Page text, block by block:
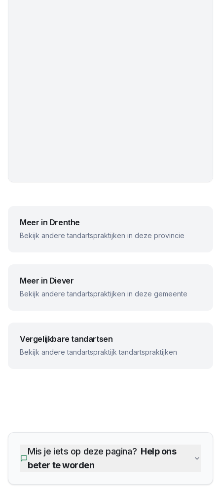
Meer in Drenthe
Bekijk andere tandartspraktijken in deze provincie
Meer in Diever
Bekijk andere tandartspraktijken in deze gemeente
Vergelijkbare tandartsen
Bekijk anderetandartspraktijk tandartspraktijken
Mis je iets op deze pagina? Help ons
beter te worden